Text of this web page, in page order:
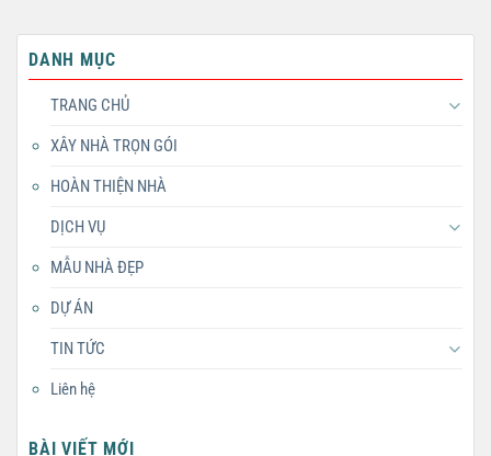
DANH MỤC
TRANG CHỦ
XÂY NHÀ TRỌN GÓI
HOÀN THIỆN NHÀ
DỊCH VỤ
MẪU NHÀ ĐẸP
DỰ ÁN
TIN TỨC
Liên hệ
BÀI VIẾT MỚI